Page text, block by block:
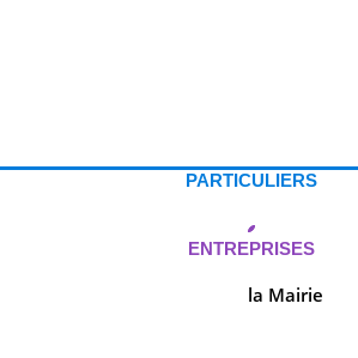
PARTICULIERS
ENTREPRISES